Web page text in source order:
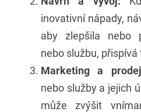
inovativní nápady,
aby zlepšila nebo
nebo službu,
Marketing a
nebo služby a jejich
může zvýšit